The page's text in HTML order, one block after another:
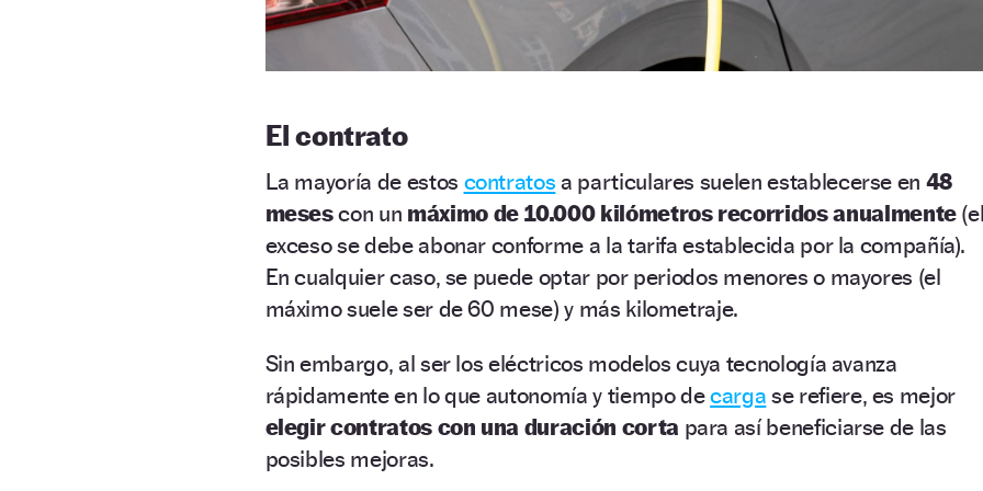
El contrato
La mayoría de estos contratos a particulares suelen establecerse en 48
mesescon un máximo de 10.000 kilómetros recorridos anualmente
exceso se debe abonar conforme a la tarifa establecida por la compañía).
En cualquier caso, se puede optar por periodos menores o mayores (el
máximo suele ser de 60 mese) y más kilometraje.
Sin embargo, al ser los eléctricos modelos cuya tecnología avanza
rápidamente en lo que autonomía y tiempo decarga se refiere, es mejor
elegir contratos con una duración corta para así beneficiarse de las
posibles mejoras.